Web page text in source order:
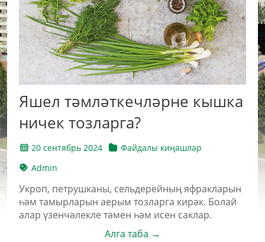
Яшел тәмләткечләрне кышка
ничек тозларга?
20 сентябрь 2024
Файдалы киңәшләр
Admin
Укроп, петрушканы, сельдерейның яфракларын
һәм тамырларын аерым тозларга кирәк. Болай
алар үзенчәлекле тәмен һәм исен саклар.
Алга таба →